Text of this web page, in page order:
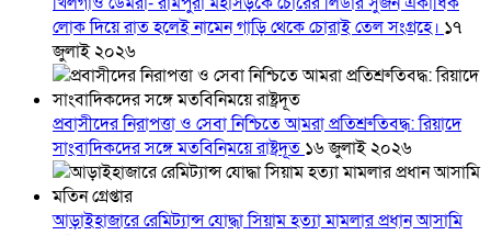
লোক দিয়ে রাত হলেই নামেন গাড়ি থেকে চোরাই তেল সংগ্রহে। ১৭
জুলাই ২০২৬
প্রবাসীদের নিরাপত্তা ও সেবা নিশ্চিতে আমরা প্রতিশ্রুতিবদ্ধ: রিয়াদে
সাংবাদিকদের সঙ্গে মতবিনিময়ে রাষ্ট্রদূত ১৬ জুলাই ২০২৬
আড়াইহাজারে রেমিট্যান্স যোদ্ধা সিয়াম হত্যা মামলার প্রধান আসামি